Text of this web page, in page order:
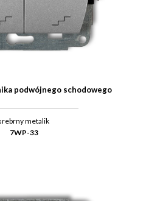
podwójnego schodowego
metalik
7WP-33